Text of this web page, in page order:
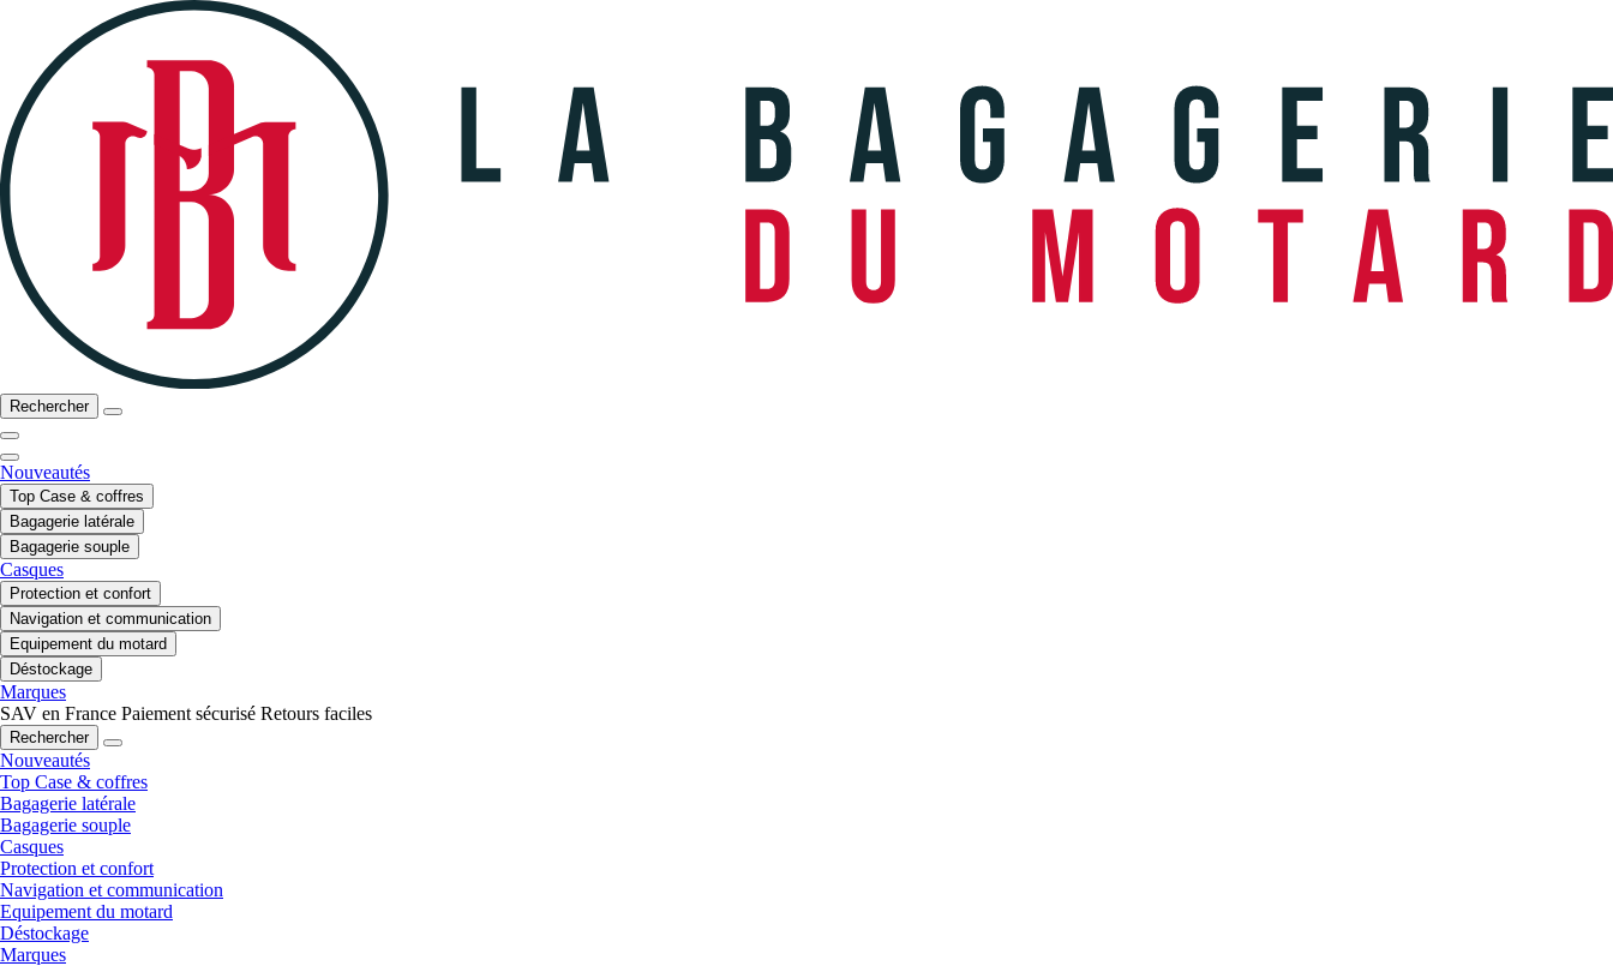
Rechercher
Nouveautés
Top Case & coffres
Bagagerie latérale
Bagagerie souple
Casques
Protection et confort
Navigation et communication
Equipement du motard
Déstockage
Marques
SAV en France Paiement sécurisé Retours faciles
Rechercher
Nouveautés
Top Case & coffres
Bagagerie latérale
Bagagerie souple
Casques
Protection et confort
Navigation et communication
Equipement du motard
Déstockage
Marques